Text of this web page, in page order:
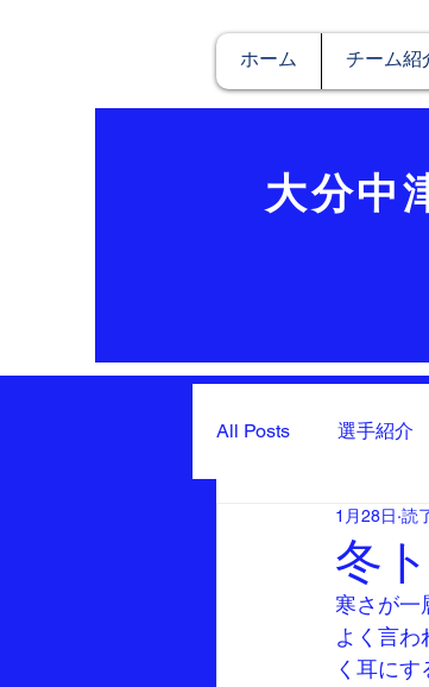
ホーム チーム紹
大分中
All Posts 選手紹介
冬
1月28日 読
寒さが一
よく言わ
く耳に